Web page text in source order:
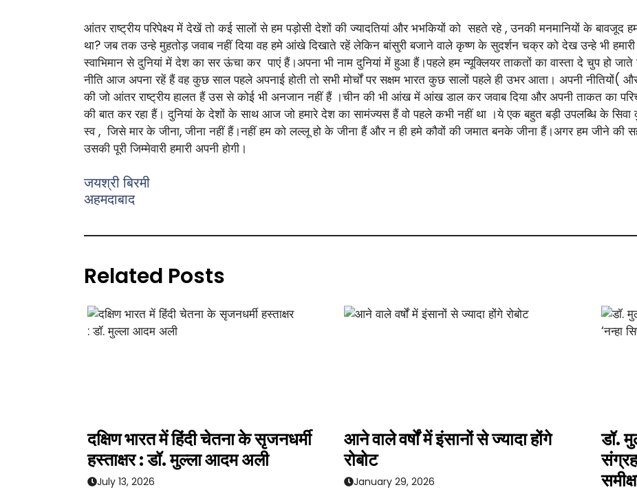
आंतर राष्ट्रीय परिपेक्ष्य में देखें तो कई सालों से हम पड़ोसी देशों की ज्यादतियां और भभकियों को सहते रहे , उनकी मनमानियों के बावजूद
था? जब तक उन्हे मुहतोड़ जवाब नहीं दिया वह हमे आंखे दिखाते रहें लेकिन बांसुरी बजाने वाले कृष्ण के सुदर्शन चक्र को देख उन्हे भी
स्वाभिमान से दुनियां में देश का सर ऊंचा कर पाएं हैं।अपना भी नाम दुनियां में हुआ हैं।पहले हम न्यूक्लियर ताकतों का वास्ता दे चुप हो
नीति आज अपना रहें हैं वह कुछ साल पहले अपनाई होती तो सभी मोर्चों पर सक्षम भारत कुछ सालों पहले ही उभर आता। अपनी नीतियों(
की जो आंतर राष्ट्रीय हालत हैं उस से कोई भी अनजान नहीं हैं ।चीन की भी आंख में आंख डाल कर जवाब दिया और अपनी ताकत का
की बात कर रहा हैं। दुनियां के देशों के साथ आज जो हमारे देश का सामंज्यस हैं वो पहले कभी नहीं था ।ये एक बहुत बड़ी उपलब्धि के सिवा
स्व , जिसे मार के जीना, जीना नहीं हैं।नहीं हम को लल्लू हो के जीना हैं और न ही हमे कौवों की जमात बनके जीना हैं।अगर हम जीने की
उसकी पूरी जिम्मेवारी हमारी अपनी होगी।
जयश्री बिरमी
अहमदाबाद
Related Posts
दक्षिण भारत में हिंदी चेतना के सृजनधर्मी
हस्ताक्षर : डॉ. मुल्ला आदम अली
July 13, 2026
आने वाले वर्षों में इंसानों से ज्यादा होंगे
रोबोट
January 29, 2026
डॉ.
संग्रह